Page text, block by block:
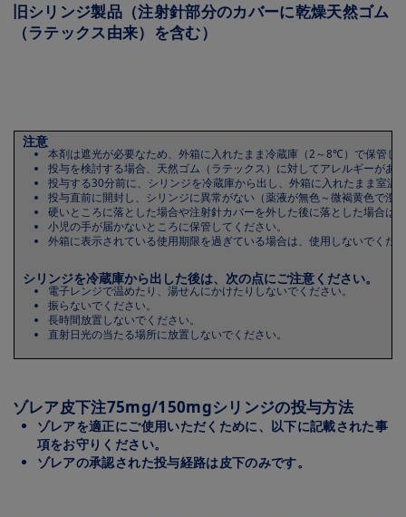
旧シリンジ製品（注射針部分のカバーに乾燥天然ゴム
（ラテックス由来）を含む）
注意
本剤は遮光が必要なため、外箱に入れたまま冷蔵庫（2～8℃）で保管し
投与を検討する場合、天然ゴム（ラテックス）に対してアレルギーがあ
投与する30分前に、シリンジを冷蔵庫から出し、外箱に入れたまま室温
投与直前に開封し、シリンジに異常がない（薬液が無色～微褐黄色で
硬いところに落とした場合や注射針カバーを外した後に落とした場合は
小児の手が届かないところに保管してください。
外箱に表示されている使用期限を過ぎている場合は、使用しないでくだ
シリンジを冷蔵庫から出した後は、次の点にご注意ください。
電子レンジで温めたり、湯せんにかけたりしないでください。
振らないでください。
長時間放置しないでください。
直射日光の当たる場所に放置しないでください。
ゾレア皮下注75mg/150mgシリンジの投与方法
ゾレアを適正にご使用いただくために、以下に記載された事
項をお守りください。
ゾレアの承認された投与経路は皮下のみです。